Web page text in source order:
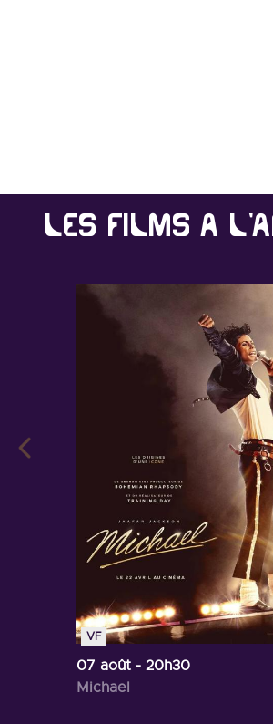
Les films à
VF
07 août - 20h30
Michael